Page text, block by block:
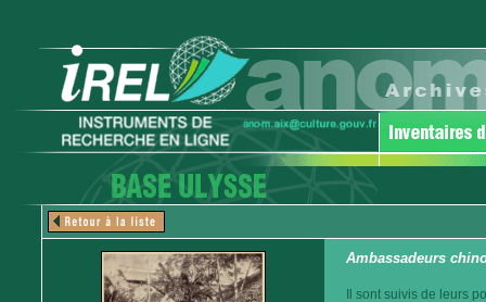
Ambassadeurs
Il sont suivis de leurs